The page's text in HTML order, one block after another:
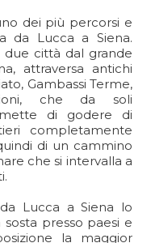
dei più percorsi e
da Lucca a Siena.
due città dal grande
attraversa antichi
Gambassi Terme,
che da soli
di godere di
completamente
di un cammino
che si intervalla a
Lucca a Siena lo
presso paesi e
la maggior